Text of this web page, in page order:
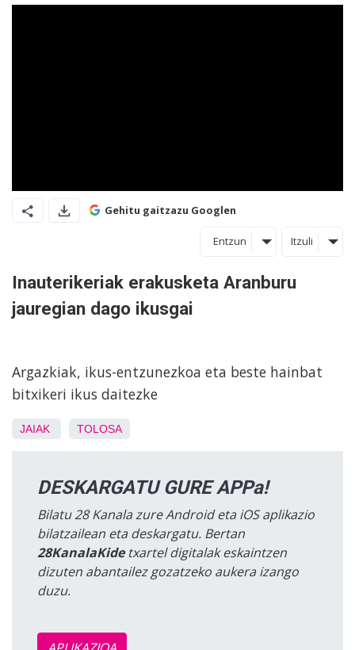
Gehitu gaitzazu Googlen
Entzun Itzuli
Inauterikeriak erakusketa Aranburu
jauregian dago ikusgai
Argazkiak, ikus-entzunezkoa eta beste hainbat
bitxikeri ikus daitezke
JAIAK TOLOSA
DESKARGATU GURE APPa!
Bilatu 28 Kanala zure Android eta iOS aplikazio
bilatzailean eta deskargatu. Bertan
28KanalaKidetxartel digitalak eskaintzen
dizuten abantailez gozatzeko aukera izango
duzu.